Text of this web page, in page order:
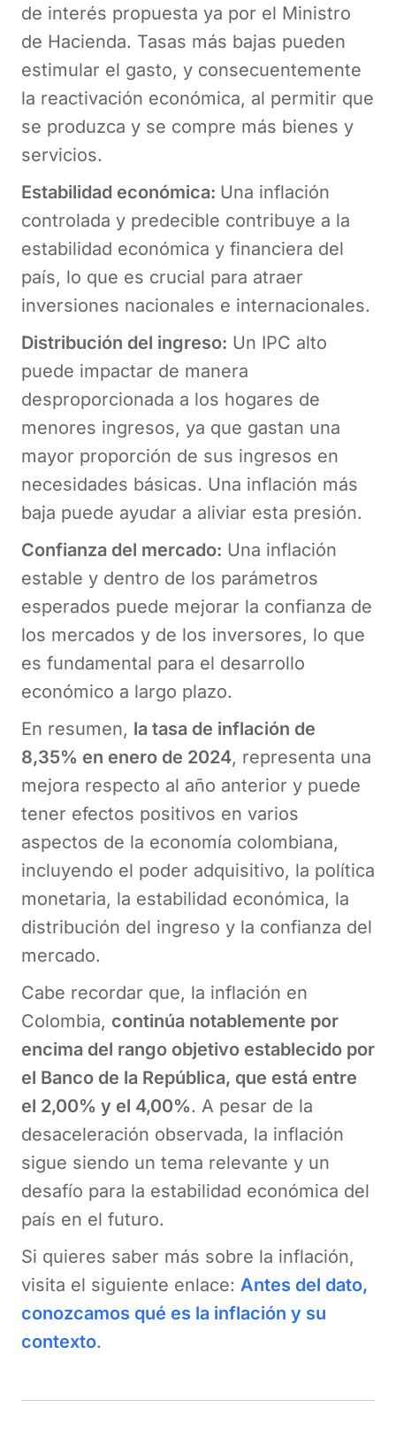
de interés propuesta ya por el Ministro
de Hacienda. Tasas más bajas pueden
estimular el gasto, y consecuentemente
la reactivación económica, al permitir que
se produzca y se compre más bienes y
servicios.
Estabilidad económica: Una inflación
controlada y predecible contribuye a la
estabilidad económica y financiera del
país, lo que es crucial para atraer
inversiones nacionales e internacionales.
Distribución del ingreso: Un IPC alto
puede impactar de manera
desproporcionada a los hogares de
menores ingresos, ya que gastan una
mayor proporción de sus ingresos en
necesidades básicas. Una inflación más
baja puede ayudar a aliviar esta presión.
Confianza del mercado: Una inflación
estable y dentro de los parámetros
esperados puede mejorar la confianza de
los mercados y de los inversores, lo que
es fundamental para el desarrollo
económico a largo plazo.
En resumen, la tasa de inflación de
8,35% en enero de 2024, representa una
mejora respecto al año anterior y puede
tener efectos positivos en varios
aspectos de la economía colombiana,
incluyendo el poder adquisitivo, la política
monetaria, la estabilidad económica, la
distribución del ingreso y la confianza del
mercado.
Cabe recordar que, la inflación en
Colombia, continúa notablemente por
encima del rango objetivo establecido por
el Banco de la República, que está entre
el 2,00% y el 4,00%. A pesar de la
desaceleración observada, la inflación
sigue siendo un tema relevante y un
desafío para la estabilidad económica del
país en el futuro.
Si quieres saber más sobre la inflación,
visita el siguiente enlace: Antes del dato,
conozcamos qué es la inflación y su
contexto.